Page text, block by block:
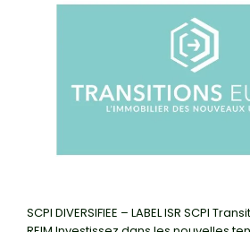
SCPI DIVERSIFIEE – LABEL ISR SCPI